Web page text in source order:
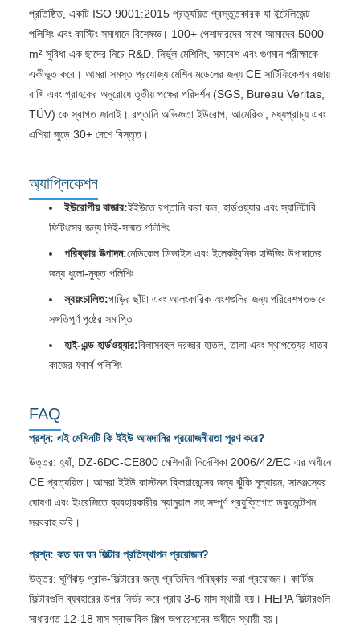
প্রতিষ্ঠিত, একটি ISO 9001:2015 প্রত্যয়িত প্রস্তুতকারক যা ইন্টেলিজেন্ট
পলিশিং এবং কাস্টিং সমাধানে বিশেষজ্ঞ। 100+ পেশাদারদের সাথে আমাদের 5000
m² সুবিধা এক ছাদের নিচে R&D, নির্ভুল মেশিনিং, সমাবেশ এবং গুণমান পরীক্ষাকে
একীভূত করে। আমরা সমস্ত প্রযোজ্য মেশিন মডেলের জন্য CE সার্টিফিকেশন বজায়
রাখি এবং গ্রাহকের অনুরোধে তৃতীয় পক্ষের পরিদর্শন (SGS, Bureau Veritas,
TÜV) কে স্বাগত জানাই। রপ্তানি অভিজ্ঞতা ইউরোপ, আমেরিকা, মধ্যপ্রাচ্য এবং
এশিয়া জুড়ে 30+ দেশে বিস্তৃত।
অ্যাপ্লিকেশন
ইউরোপীয় বাজার:ইইউতে রপ্তানি করা কল, হার্ডওয়্যার এবং স্যানিটারি
ফিটিংসের জন্য সিই-সম্মত পলিশিং
পরিষ্কার উত্পাদন:মেডিকেল ডিভাইস এবং ইলেকট্রনিক হাউজিং উপাদানের
জন্য ধুলো-মুক্ত পলিশিং
স্বয়ংচালিত:গাড়ির ছাঁটা এবং আলংকারিক অংশগুলির জন্য পরিবেশগতভাবে
সঙ্গতিপূর্ণ পৃষ্ঠের সমাপ্তি
হাই-এন্ড হার্ডওয়্যার:বিলাসবহুল দরজার হাতল, তালা এবং স্থাপত্যের ধাতব
কাজের যথার্থ পলিশিং
FAQ
প্রশ্ন: এই মেশিনটি কি ইইউ আমদানির প্রয়োজনীয়তা পূরণ করে?
উত্তর: হ্যাঁ, DZ-6DC-CE800 মেশিনারী নির্দেশিকা 2006/42/EC এর অধীনে
CE প্রত্যয়িত। আমরা ইইউ কাস্টমস ক্লিয়ারেন্সের জন্য ঝুঁকি মূল্যায়ন, সামঞ্জস্যের
ঘোষণা এবং ইংরেজিতে ব্যবহারকারীর ম্যানুয়াল সহ সম্পূর্ণ প্রযুক্তিগত ডকুমেন্টেশন
সরবরাহ করি।
প্রশ্ন: কত ঘন ঘন ফিল্টার প্রতিস্থাপন প্রয়োজন?
উত্তর: ঘূর্ণিঝড় প্রাক-ফিল্টারের জন্য প্রতিদিন পরিষ্কার করা প্রয়োজন। কার্টিজ
ফিল্টারগুলি ব্যবহারের উপর নির্ভর করে প্রায় 3-6 মাস স্থায়ী হয়। HEPA ফিল্টারগুলি
সাধারণত 12-18 মাস স্বাভাবিক শিল্প অপারেশনের অধীনে স্থায়ী হয়।